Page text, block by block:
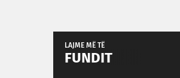
LAJME MË TË
FUNDIT